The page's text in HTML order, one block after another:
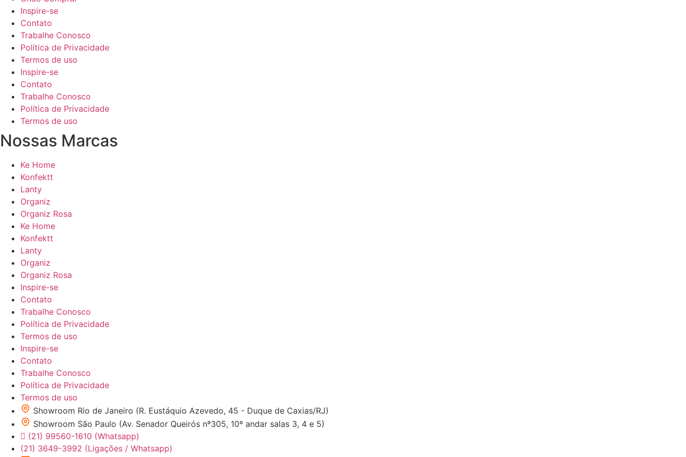
Inspire-se
Contato
Trabalhe Conosco
Política de Privacidade
Termos de uso
Inspire-se
Contato
Trabalhe Conosco
Política de Privacidade
Termos de uso
Nossas Marcas
Ke Home
Konfektt
Lanty
Organiz
Organiz Rosa
Ke Home
Konfektt
Lanty
Organiz
Organiz Rosa
Inspire-se
Contato
Trabalhe Conosco
Política de Privacidade
Termos de uso
Inspire-se
Contato
Trabalhe Conosco
Política de Privacidade
Termos de uso
Showroom Rio de Janeiro (R. Eustáquio Azevedo, 45 - Duque de Caxias/RJ)
Showroom São Paulo (Av. Senador Queirós nº305, 10º andar salas 3, 4 e 5)
(21) 99560-1610 (Whatsapp)
(21) 3649-3992 (Ligações / Whatsapp)